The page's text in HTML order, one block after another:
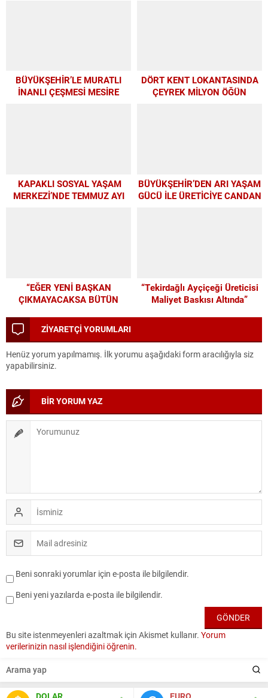
DOLAR
EURO
BÜYÜKŞEHİR’LE MURATLI
İNANLI ÇEŞMESİ MESİRE
DÖRT KENT LOKANTASINDA
ÇEYREK MİLYON ÖĞÜN
KAPAKLI SOSYAL YAŞAM
MERKEZİ’NDE TEMMUZ AYI
BÜYÜKŞEHİR’DEN ARI YAŞAM
GÜCÜ İLE ÜRETİCİYE CANDAN
“EĞER YENİ BAŞKAN
ÇIKMAYACAKSA BÜTÜN
HARCAYALIM”
“Tekirdağlı Ayçiçeği Üreticisi
Maliyet Baskısı Altında”
ZİYARETÇİ YORUMLARI
Henüz yorum yapılmamış. İlk yorumu aşağıdaki form aracılığıyla siz
yapabilirsiniz.
BİR YORUM YAZ
Beni sonraki yorumlar için e-posta ile bilgilendir.
Beni yeni yazılarda e-posta ile bilgilendir.
Bu site istenmeyenleri azaltmak için Akismet kullanır. Yorum
verilerinizin nasıl işlendiğini öğrenin.